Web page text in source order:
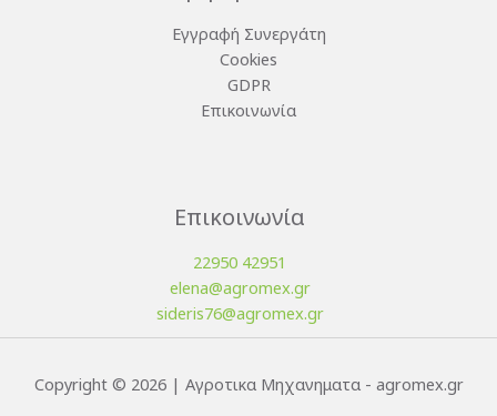
Εγγραφή Συνεργάτη
Cookies
GDPR
Επικοινωνία
Επικοινωνία
22950 42951
elena@agromex.gr
sideris76@agromex.gr
Copyright © 2026 | Αγροτικα Μηχανηματα - agromex.gr